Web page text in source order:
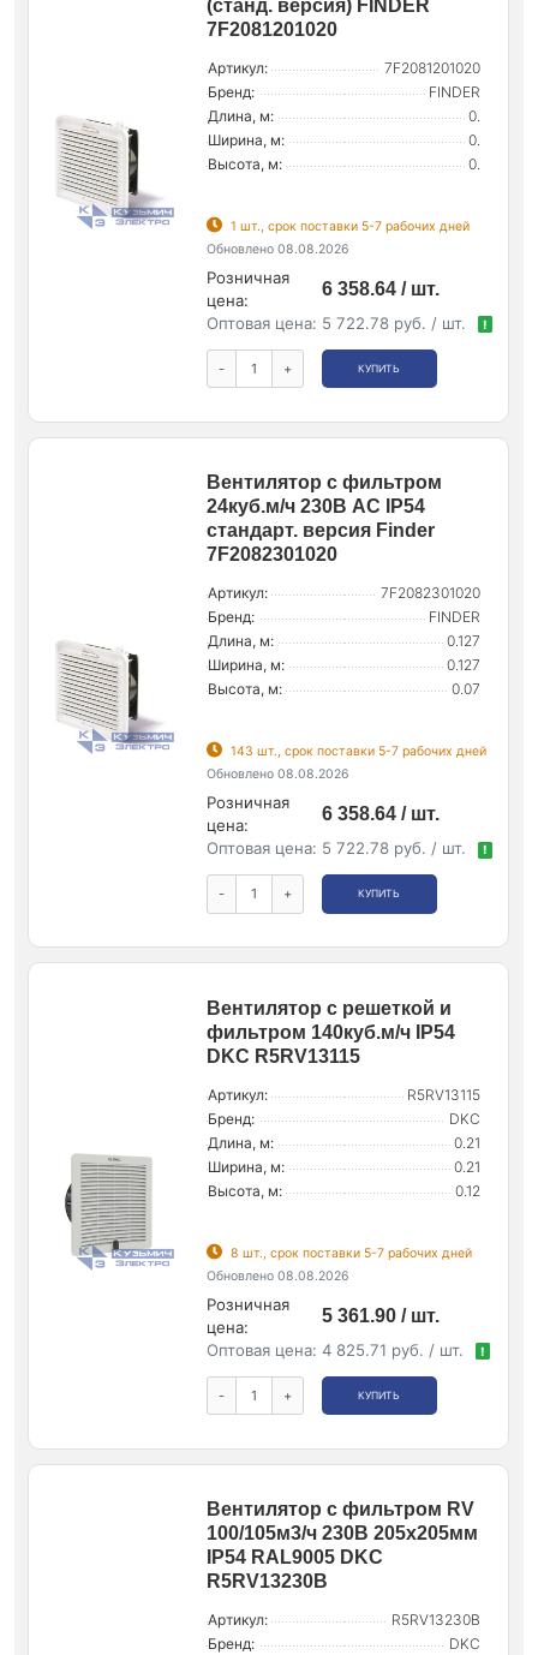
(станд. версия) FINDER
7F2081201020
Артикул:
7F2081201020
Бренд:
FINDER
Длина, м:
0.
Ширина, м:
0.
Высота, м:
0.
1 шт., срок поставки 5-7 рабочих дней
Обновлено 08.08.2026
Розничная
цена:
6 358.64 / шт.
Оптовая цена: 5 722.78 руб. / шт. !
- + КУПИТЬ
Вентилятор с фильтром
24куб.м/ч 230В AC IP54
стандарт. версия Finder
7F2082301020
Артикул:
7F2082301020
Бренд:
FINDER
Длина, м:
0.127
Ширина, м:
0.127
Высота, м:
0.07
143 шт., срок поставки 5-7 рабочих дней
Обновлено 08.08.2026
Розничная
цена:
6 358.64 / шт.
Оптовая цена: 5 722.78 руб. / шт. !
- + КУПИТЬ
Вентилятор с решеткой и
фильтром 140куб.м/ч IP54
DKC R5RV13115
Артикул:
R5RV13115
Бренд:
DKC
Длина, м:
0.21
Ширина, м:
0.21
Высота, м:
0.12
8 шт., срок поставки 5-7 рабочих дней
Обновлено 08.08.2026
Розничная
цена:
5 361.90 / шт.
Оптовая цена: 4 825.71 руб. / шт. !
- + КУПИТЬ
Вентилятор с фильтром RV
100/105м3/ч 230В 205х205мм
IP54 RAL9005 DKC
R5RV13230B
Артикул:
R5RV13230B
Бренд:
DKC